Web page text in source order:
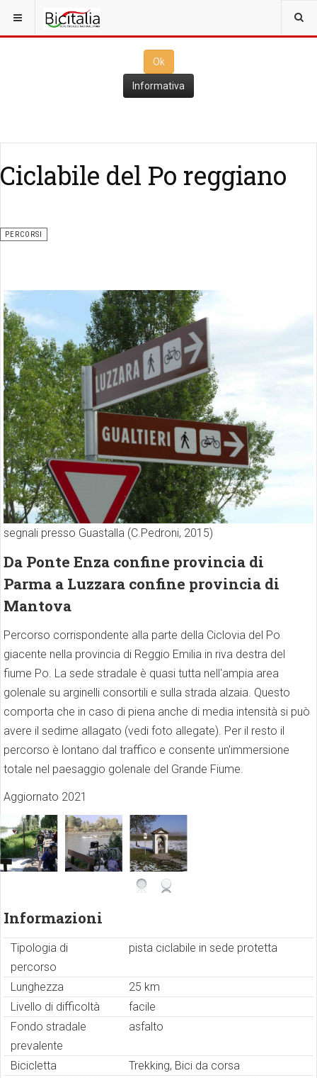
Questo sito utilizza i
Ok
Ok
Informativa
Ciclabile del Po reggiano
PERCORSI
segnali presso Guastalla (C.Pedroni, 2015)
Da Ponte Enza confine provincia di
Parma a Luzzara confine provincia di
Mantova
Percorso corrispondente alla parte della Ciclovia del Po
giacente nella provincia di Reggio Emilia in riva destra del
fiume Po. La sede stradale è quasi tutta nell'ampia area
golenale su arginelli consortili e sulla strada alzaia. Questo
comporta che in caso di piena anche di media intensità si può
avere il sedime allagato (vedi foto allegate). Per il resto il
percorso è lontano dal traffico e consente un'immersione
totale nel paesaggio golenale del Grande Fiume.
Aggiornato 2021
Informazioni
Tipologia di
percorso
pista ciclabile in sede protetta
Lunghezza
25 km
Livello di difficoltà
facile
Fondo stradale
prevalente
asfalto
Bicicletta
Trekking, Bici da corsa